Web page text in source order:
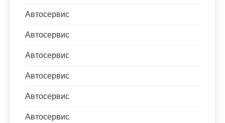
Автосервис
Автосервис
Автосервис
Автосервис
Автосервис
Автосервис